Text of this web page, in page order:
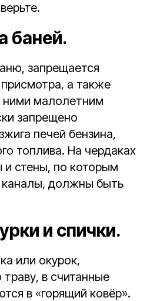
баней.
запрещается
присмотра, а также
ними малолетним
запрещено
печей бензина,
топлива. На чердаках
стены, по которым
должны быть
и спички.
или окурок,
в считанные
в «горящий ковёр».